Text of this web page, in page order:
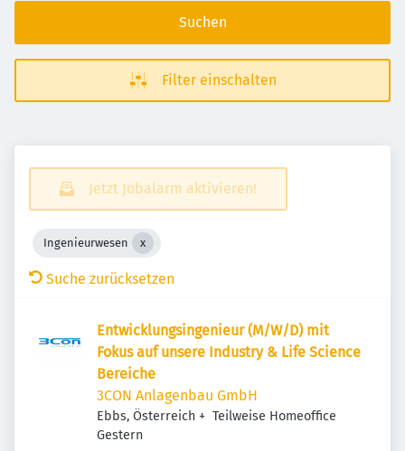
Suchen
Filter einschalten
Jetzt Jobalarm aktivieren!
Ingenieurwesen
Suche zurücksetzen
Entwicklungsingenieur (M/W/D) mit
Fokus auf unsere Industry & Life Science
Bereiche
3CON Anlagenbau GmbH
Ebbs, Österreich + Teilweise Homeoffice
Veröffentlicht
Gestern